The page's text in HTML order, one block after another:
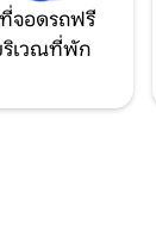
จอดรถฟรี
เวณที่พัก